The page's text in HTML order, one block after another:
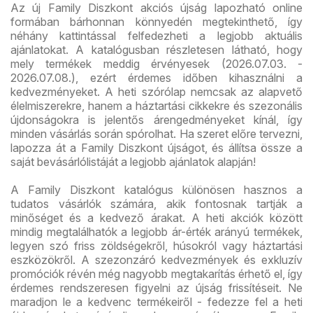
Az új Family Diszkont akciós újság lapozható online
formában bárhonnan könnyedén megtekinthető, így
néhány kattintással felfedezheti a legjobb aktuális
ajánlatokat. A katalógusban részletesen látható, hogy
mely termékek meddig érvényesek (2026.07.03. -
2026.07.08.), ezért érdemes időben kihasználni a
kedvezményeket. A heti szórólap nemcsak az alapvető
élelmiszerekre, hanem a háztartási cikkekre és szezonális
újdonságokra is jelentős árengedményeket kínál, így
minden vásárlás során spórolhat. Ha szeret előre tervezni,
lapozza át a Family Diszkont újságot, és állítsa össze a
saját bevásárlólistáját a legjobb ajánlatok alapján!
A Family Diszkont katalógus különösen hasznos a
tudatos vásárlók számára, akik fontosnak tartják a
minőséget és a kedvező árakat. A heti akciók között
mindig megtalálhatók a legjobb ár-érték arányú termékek,
legyen szó friss zöldségekről, húsokról vagy háztartási
eszközökről. A szezonzáró kedvezmények és exkluzív
promóciók révén még nagyobb megtakarítás érhető el, így
érdemes rendszeresen figyelni az újság frissítéseit. Ne
maradjon le a kedvenc termékeiről - fedezze fel a heti